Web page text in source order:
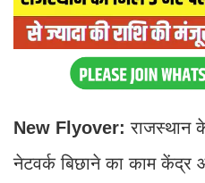
New Flyover:राजस्थान
नेटवर्क बिछाने का काम केंद्र